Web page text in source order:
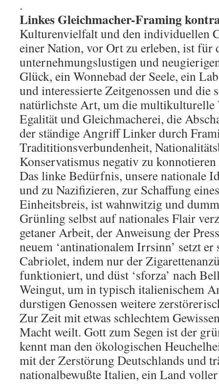
.
Linkes Gleichmacher-Framing
Kulturenvielfalt und den individuellen
einer Nation, vor Ort zu erleben, ist für
unternehmungslustigen und
Glück, ein Wonnebad der Seele, ein
und interessierte Zeitgenossen und die
natürlichste Art, um die multikulturelle
Egalität und Gleichmacherei, die
der ständige Angriff Linker durch
Tradititionsverbundenheit,
Konservatismus negativ zu
Das linke Bedürfnis, unsere nationale
und zu Nazifizieren, zur Schaffung
Einheitsbreis, ist wahnwitzig und
Grünling selbst auf nationales Flair
getaner Arbeit, der Anweisung der
neuem ‘antinationalem Irrsinn’ setzt
Cabriolet, indem nur der
funktioniert, und düst ‘sforza’ nach
Weingut, um in typisch italienischem
durstigen Genossen weitere
Zur Zeit mit etwas schlechtem
Macht weilt. Gott zum Segen ist der
kennt man den ökologischen
mit der Zerstörung Deutschlands und
nationalbewußte Italien, ein Land